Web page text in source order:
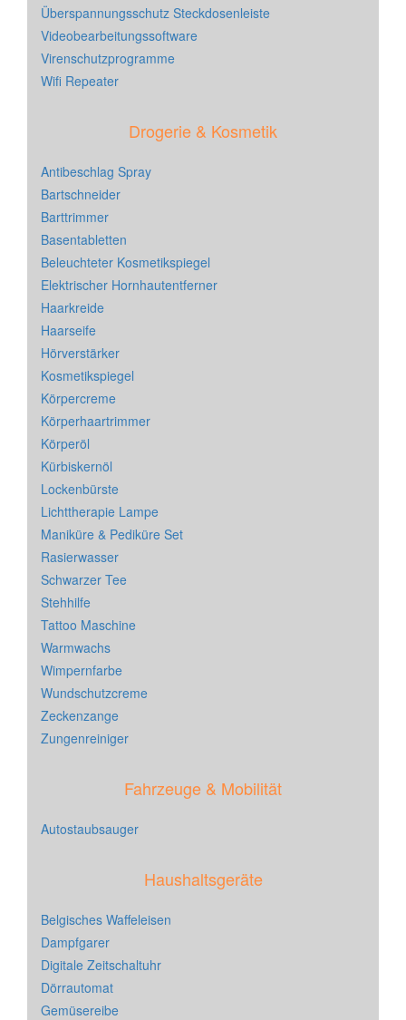
Überspannungsschutz Steckdosenleiste
Videobearbeitungssoftware
Virenschutzprogramme
Wifi Repeater
Drogerie & Kosmetik
Antibeschlag Spray
Bartschneider
Barttrimmer
Basentabletten
Beleuchteter Kosmetikspiegel
Elektrischer Hornhautentferner
Haarkreide
Haarseife
Hörverstärker
Kosmetikspiegel
Körpercreme
Körperhaartrimmer
Körperöl
Kürbiskernöl
Lockenbürste
Lichttherapie Lampe
Maniküre & Pediküre Set
Rasierwasser
Schwarzer Tee
Stehhilfe
Tattoo Maschine
Warmwachs
Wimpernfarbe
Wundschutzcreme
Zeckenzange
Zungenreiniger
Fahrzeuge & Mobilität
Autostaubsauger
Haushaltsgeräte
Belgisches Waffeleisen
Dampfgarer
Digitale Zeitschaltuhr
Dörrautomat
Gemüsereibe